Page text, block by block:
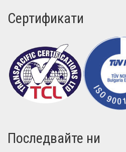
Сертификати
Последвайте ни